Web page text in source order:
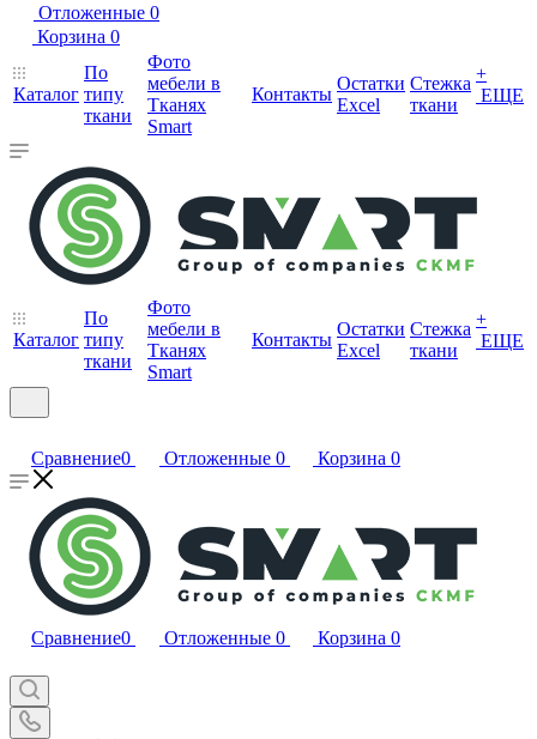
Отложенные 0
Корзина 0
Каталог
По
типу
ткани
Фото
мебели в
Тканях
Smart
Контакты
Остатки
Excel
Стежка
ткани
+
ЕЩЕ
Каталог
По
типу
ткани
Фото
мебели в
Тканях
Smart
Контакты
Остатки
Excel
Стежка
ткани
+
ЕЩЕ
Сравнение0 Отложенные 0 Корзина 0
Сравнение0 Отложенные 0 Корзина 0